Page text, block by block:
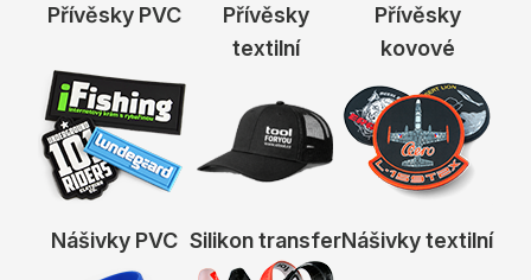
Přívěsky PVC
Přívěsky
textilní
Přívěsky
kovové
Nášivky PVC Silikon transferNášivky textilní